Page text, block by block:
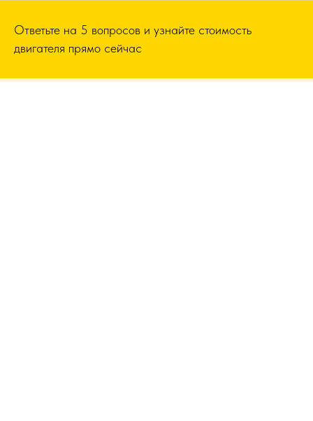
Ответьте на 5 вопросов и узнайте стоимость
двигателя прямо сейчас